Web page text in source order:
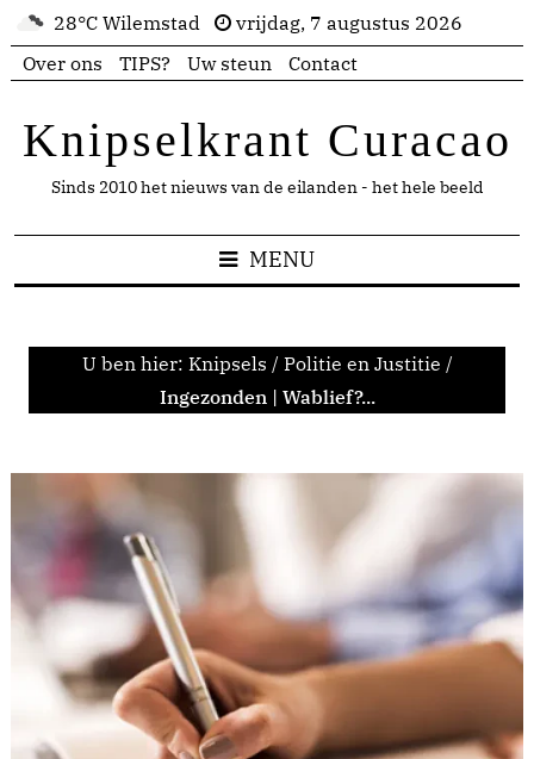
28°C Wilemstad
vrijdag, 7 augustus 2026
Over ons
TIPS? Uw steun Contact
Knipselkrant Curacao
Sinds 2010 het nieuws van de eilanden - het hele beeld
MENU
U ben hier: Knipsels / Politie en Justitie /
Ingezonden | Wablief?...